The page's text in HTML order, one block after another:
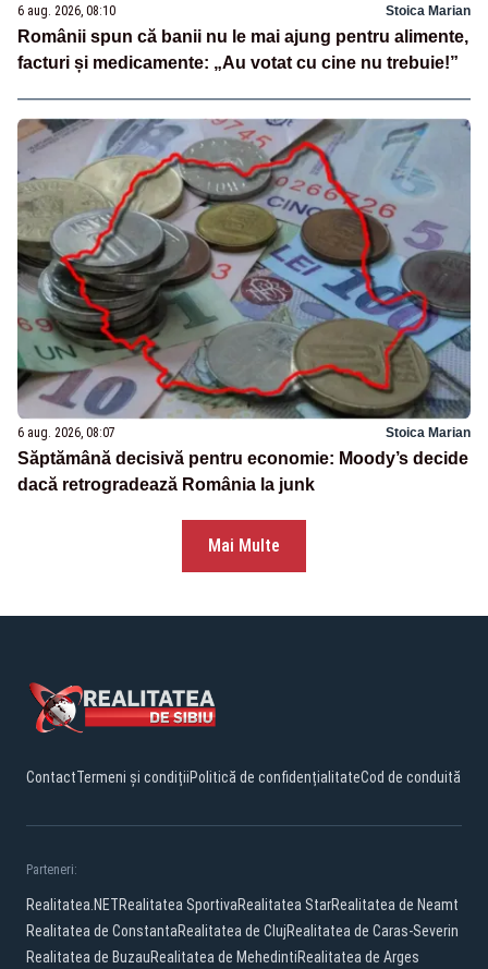
6 aug. 2026, 08:10 Stoica Marian
Românii spun că banii nu le mai ajung pentru alimente,
facturi și medicamente: „Au votat cu cine nu trebuie!”
6 aug. 2026, 08:07 Stoica Marian
Săptămână decisivă pentru economie: Moody’s decide
dacă retrogradează România la junk
Mai Multe
ContactTermeni și condițiiPolitică de confidențialitateCod de conduită
Parteneri:
Realitatea.NETRealitatea SportivaRealitatea StarRealitatea de Neamt
Realitatea de ConstantaRealitatea de ClujRealitatea de Caras-Severin
Realitatea de BuzauRealitatea de MehedintiRealitatea de Arges